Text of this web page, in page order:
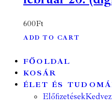
600Ft
ADD TO CART
FŐOLDAL
KOSÁR
ÉLET ÉS
Előfizetések